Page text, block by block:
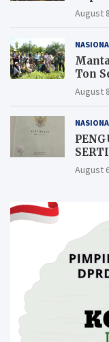
August
Ton
August
August